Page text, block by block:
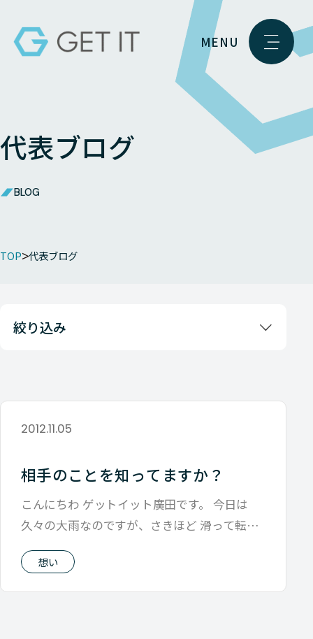
MENU
代表ブログ
BLOG
TOP 代表ブログ
絞り込み
2012.11.05
相手のことを知ってますか？
こんにちわ ゲットイット廣田です。 今日は
久々の大雨なのですが、さきほど 滑って転び
想い